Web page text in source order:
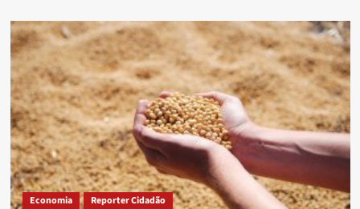
IBGE
VBP
de
Goiás
apresenta
taxa
de
crescimento
acima
da
média
nacional,
em
relação
Economia Reporter Cidadão